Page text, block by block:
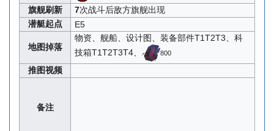
旗舰刷新
7次战斗后敌方旗舰出现
潜艇起点
E5
地图掉落
物资、舰船、设计图、装备部件T1T2T3、科
技箱T1T2T3T4、
800
推图视频
备注